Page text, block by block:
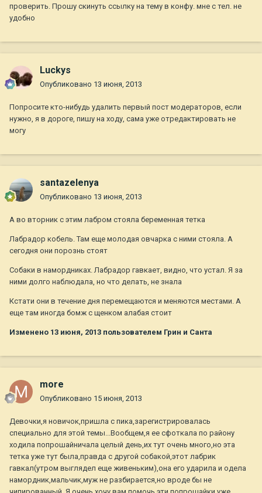
проверить. Прошу скинуть ссылку на тему в конфу. мне с тел. не
удобно
Luckys
Опубликовано 13 июня, 2013
Попросите кто-нибудь удалить первый пост модераторов, если
нужно, я в дороге, пишу на ходу, сама уже отредактировать не
могу
santazelenya
Опубликовано 13 июня, 2013
А во вторник с этим лабром стояла беременная тетка
Лабрадор кобель. Там еще молодая овчарка с ними стояла. А
сегодня они порознь стоят
Собаки в намордниках. Лабрадор гавкает, видно, что устал. Я за
ними долго наблюдала, но что делать, не знала
Кстати они в течение дня перемещаются и меняются местами. А
еще там иногда бомж с щенком алабая стоит
Изменено 13 июня, 2013 пользователем Грин и Санта
more
Опубликовано 15 июня, 2013
Девочки,я новичок,пришла с пика,зарегистрировалась
специально для этой темы...Вообщем,я ее сфоткала по району
ходила попрошайничала целый день,их тут очень много,но эта
тетка уже тут была,правда с другой собакой,этот лабрик
гавкал(утром выглядел еще живеньким),она его ударила и одела
намордник,мальчик,муж не разбирается,но вроде бы не